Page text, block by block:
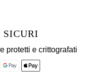
SICURI
protetti e crittografati